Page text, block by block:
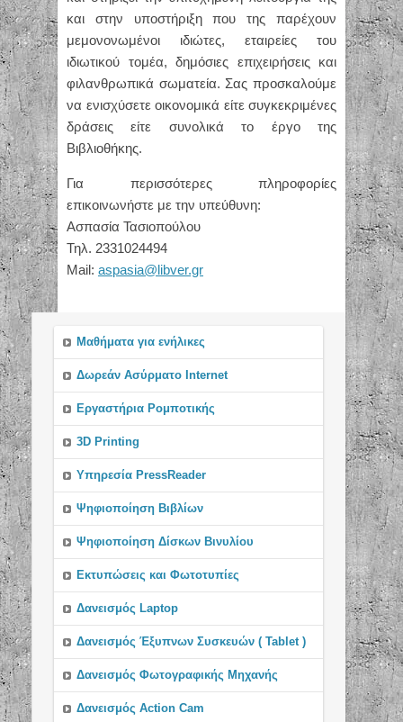
και στην υποστήριξη που της παρέχουν
μεμονονωμένοι ιδιώτες, εταιρείες του
ιδιωτικού τομέα, δημόσιες επιχειρήσεις και
φιλανθρωπικά σωματεία. Σας προσκαλούμε
να ενισχύσετε οικονομικά είτε συγκεκριμένες
δράσεις είτε συνολικά το έργο της
Βιβλιοθήκης.
Για περισσότερες πληροφορίες
επικοινωνήστε με την υπεύθυνη:
Ασπασία Τασιοπούλου
Τηλ. 2331024494
Mail: aspasia@libver.gr
Μαθήματα για ενήλικες
Δωρεάν Ασύρματο Internet
Εργαστήρια Ρομποτικής
3D Printing
Υπηρεσία PressReader
Ψηφιοποίηση Βιβλίων
Ψηφιοποίηση Δίσκων Βινυλίου
Εκτυπώσεις και Φωτοτυπίες
Δανεισμός Laptop
Δανεισμός Έξυπνων Συσκευών ( Tablet )
Δανεισμός Φωτογραφικής Μηχανής
Δανεισμός Action Cam